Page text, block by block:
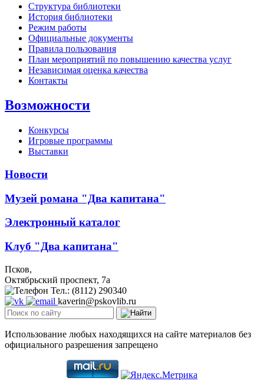
Структура библиотеки
История библиотеки
Режим работы
Официальные документы
Правила пользования
План мероприятий по повышению качества услуг
Независимая оценка качества
Контакты
Возможности
Конкурсы
Игровые программы
Выставки
Новости
Музей романа "Два капитана"
Электронный каталог
Клуб "Два капитана"
Псков,
Октябрьский проспект, 7a
Тел.: (8112) 290340
kaverin@pskovlib.ru
Использование любых находящихся на сайте материалов без
официального разрешения запрещено